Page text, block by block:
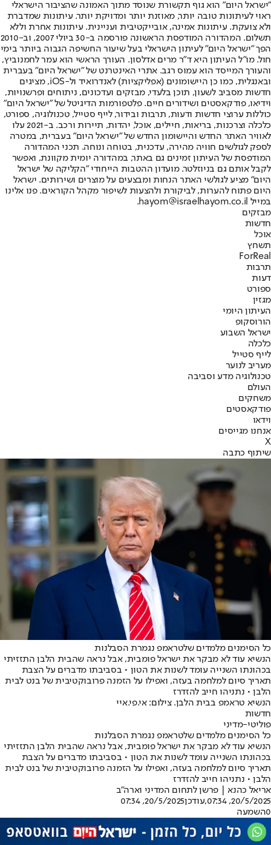
"ישראל היום" הוא גוף תקשורת שנוסד מתוך האמונה שהציבור הישראלי
ראוי לעיתונות טובה יותר, מאוזנת יותר ומדויקת יותר. עיתונות שמדברת
ולא צועקת. עיתונות אמינה, אובייקטיבית ועניינית. עיתונות אחרת וללא
תשלום. המהדורה המודפסת הראשונה פורסמה ב-30 ביולי 2007, וב-2010
הפך "ישראל היום" לעיתון הישראלי בעל שיעור החשיפה הגבוה ביותר בימי
חול. מו"ל העיתון היא ד"ר מרים אדלסון. העורך הראשי הוא עמר לחמנוביץ,
והעורך המייסד הוא עמוס רגב. אתרי האינטרנט של "ישראל היום" בעברית
ובאנגלית, כמו כן היישומונים (אפליקציות) לאנדרואיד ול-iOS, מציגים
חדשות מסביב לשעון, תוכן בלעדי, מבזקים ועדכונים, ניתוחים ופרשנויות,
וידיאו, פודקאסטים ושידורים חיים. פלטפורמות הדיגיטל של "ישראל היום"
כוללות ערוצי חדשות ודעות, תרבות ובידור, לייף סטייל, טכנולוגיה, ספורט,
כלכלה וצרכנות, בריאות, חיילים, אוכל, יהדות, תיירות ורכב. ב-2021 עלו
לאוויר האתר החדש והיישומון החדש של "ישראל היום" בעברית, במטרה
לספק לגולשים חוויה מהירה, עדכנית, בטוחה ונוחה. תכני המהדורה
המודפסת של העיתון זמינים גם באתר, במהדורה יומית מקוונת, ואפשר
לקבל אותם גם בניוזלטר. מועדון ההטבות הייחודי "הקליקה של ישראל
היום" מציע לגולשי האתר הנחות ומבצעים על מוצרים ושירותים. ישראל
היום פתוח להערות, לביקורת ולהצעות לשיפור מקהל הקוראים. פנו אלינו
במייל hayom@israelhayom.co.il.
מבזקים
חדשות
אוכל
תשחץ
ForReal
תרבות
דעות
ספורט
מגזין
העיתון היומי
הורוסקופ
ישראל השבוע
כלכלה
לייף סטייל
מעריב לנוער
טכנולוגיה מדע וסביבה
העולם
משחקים
פודקאסטים
וידאו
אנחנו מגייסים
X
שיתוף כתבה
כל הסימנים מלמדים שלטראמפ נגמרת הסבלנות
הנשיא עוד לא מבקר את ישראל פומבית, אבל נראה שהבית הלבן התזזיתי
בכהונתו השנייה עומד לשנות את הטון • בסביבתו מדברים על הצבת
תאריך סיום למלחמה בעזה, ואפילו על הזמנה פרובוקטיבית של בנט לבית
הלבן • נתניהו חייב להזדרז
הנשיא טראמפ בבית הלבן. צילום: אי.פי.איי
חדשות
פוליטי-מדיני
כל הסימנים מלמדים שלטראמפ נגמרת הסבלנות
הנשיא עוד לא מבקר את ישראל פומבית, אבל נראה שהבית הלבן התזזיתי
בכהונתו השנייה עומד לשנות את הטון • בסביבתו מדברים על הצבת
תאריך סיום למלחמה בעזה, ואפילו על הזמנה פרובוקטיבית של בנט לבית
הלבן • נתניהו חייב להזדרז
אריאל כהנא | פרשן לתחום המדיני וארה"ב
20/5/2025, 07:34
,עודכן20/5/2025, 07:34
0השמעה